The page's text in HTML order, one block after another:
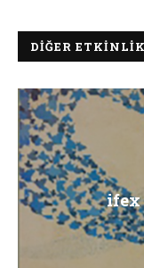
DIĞER
ifex